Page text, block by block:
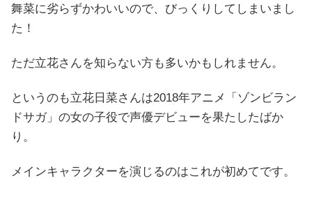
舞菜に劣らずかわいいので、びっくりしてしまいまし
た！
ただ立花さんを知らない方も多いかもしれません。
というのも立花日菜さんは2018年アニメ「ゾンビラン
ドサガ」の女の子役で声優デビューを果たしたばか
り。
メインキャラクターを演じるのはこれが初めてです。